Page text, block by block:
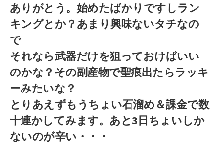
ありがとう。始めたばかりですしラン
キングとか？あまり興味ないタチなの
で
それなら武器だけを狙っておけばいい
のかな？その副産物で聖痕出たらラッキ
ーみたいな？
とりあえずもうちょい石溜め＆課金で数
十連かしてみます。あと3日ちょいしか
ないのが辛い・・・